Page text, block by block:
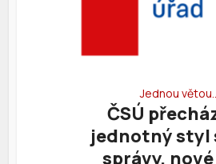
Jednou
ČSÚ
jednotný
správy,